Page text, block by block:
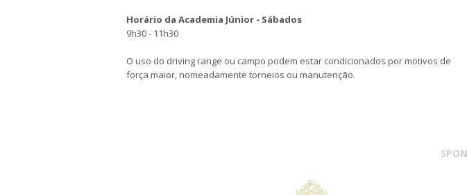
Horário da Academia Júnior - Sábados
9h30 - 11h30
O uso do driving range ou campo podem estar condicionados por motivos de
força maior, nomeadamente torneios ou manutenção.